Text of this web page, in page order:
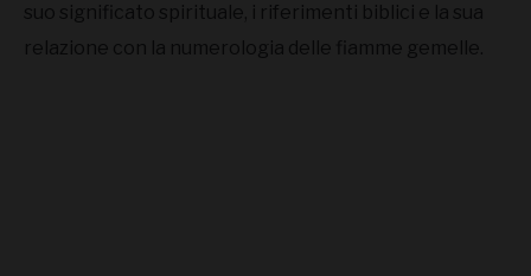
suo significato spirituale, i riferimenti biblici e la sua
relazione con la numerologia delle fiamme gemelle.